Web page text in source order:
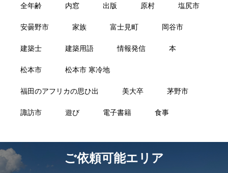
全年齢 内窓 出版 原村 塩尻市
安曇野市 家族 富士見町 岡谷市
建築士 建築用語 情報発信 本
松本市 松本市 寒冷地
福田のアフリカの思ひ出 美大卒 茅野市
諏訪市 遊び 電子書籍 食事
ご依頼可能エリア